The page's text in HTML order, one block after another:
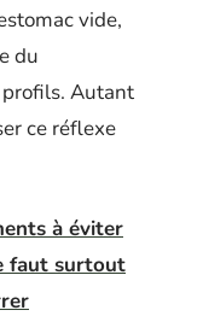
vide,
du
Autant
ce réflexe
à éviter
faut surtout